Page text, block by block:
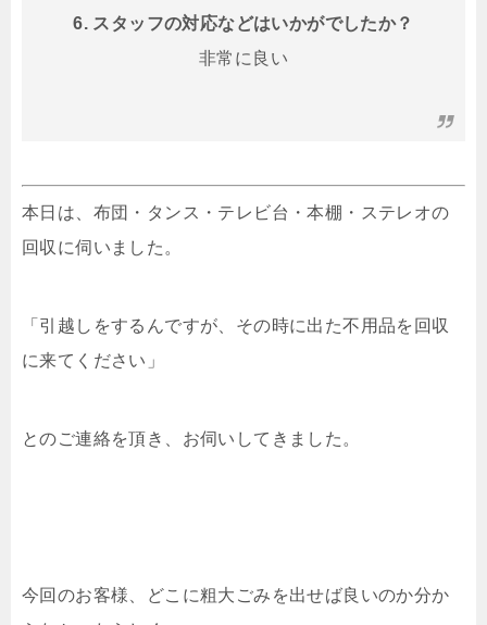
6. スタッフの対応などはいかがでしたか？
非常に良い
本日は、布団・タンス・テレビ台・本棚・ステレオの
回収に伺いました。
「引越しをするんですが、その時に出た不用品を回収
に来てください」
とのご連絡を頂き、お伺いしてきました。
今回のお客様、どこに粗大ごみを出せば良いのか分か